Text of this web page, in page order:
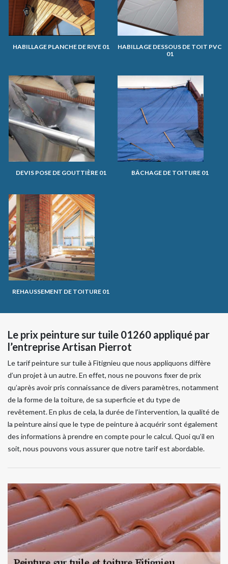
HABILLAGE PLANCHE DE RIVE 01
HABILLAGE DESSOUS DE TOIT PVC
01
DEVIS POSE DE GOUTTIÈRE 01 BÂCHAGE DE TOITURE 01
REHAUSSEMENT DE TOITURE 01
Le prix peinture sur tuile 01260 appliqué par
l’entreprise Artisan Pierrot
Le tarif peinture sur tuile à Fitignieu que nous appliquons diffère
d’un projet à un autre. En effet, nous ne pouvons fixer de prix
qu’après avoir pris connaissance de divers paramètres, notamment
de la forme de la toiture, de sa superficie et du type de
revêtement. En plus de cela, la durée de l’intervention, la qualité de
la peinture ainsi que le type de peinture à acquérir sont également
des informations à prendre en compte pour le calcul. Quoi qu’il en
soit, nous pouvons vous assurer que notre tarif est abordable.